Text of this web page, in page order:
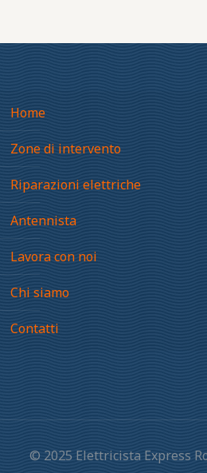
Home
Zone di intervento
Riparazioni elettriche
Antennista
Lavora con noi
Chi siamo
Contatti
© 2025 Elettricista Express